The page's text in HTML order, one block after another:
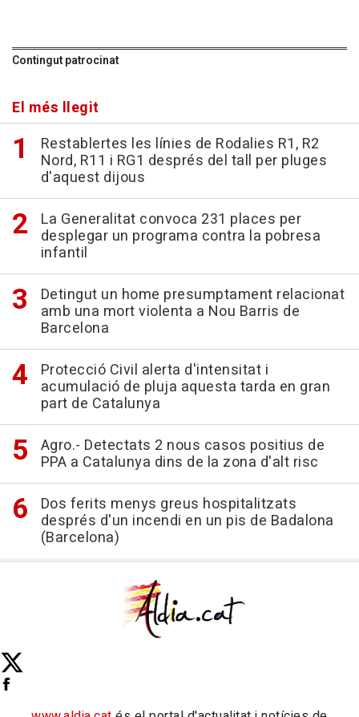
Contingut patrocinat
El més llegit
Restablertes les línies de Rodalies R1, R2
Nord, R11 i RG1 després del tall per pluges
d'aquest dijous
La Generalitat convoca 231 places per
desplegar un programa contra la pobresa
infantil
Detingut un home presumptament relacionat
amb una mort violenta a Nou Barris de
Barcelona
Protecció Civil alerta d'intensitat i
acumulació de pluja aquesta tarda en gran
part de Catalunya
Agro.- Detectats 2 nous casos positius de
PPA a Catalunya dins de la zona d'alt risc
Dos ferits menys greus hospitalitzats
després d'un incendi en un pis de Badalona
(Barcelona)